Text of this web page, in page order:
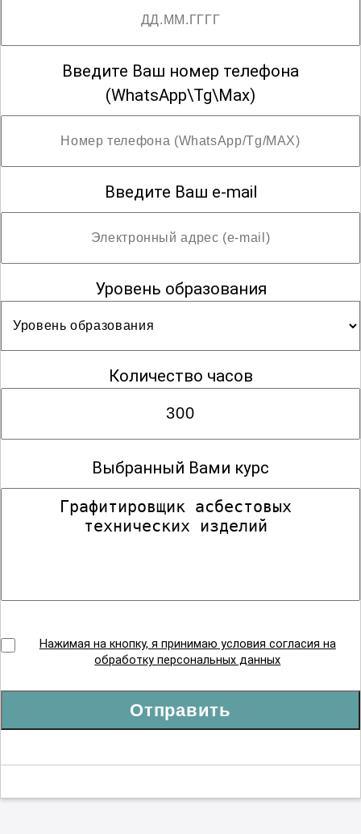
Введите Ваш номер телефона
(WhatsApp\Tg\Max)
Введите Ваш e-mail
Уровень образования
Количество часов
Выбранный Вами курс
Нажимая на кнопку, я принимаю условия согласия на
обработку персональных данных
Отправить